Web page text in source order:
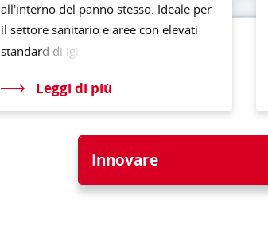
all'interno del panno stesso. Ideale per
il settore sanitario e aree con elevati
standard di igi
Leggi di più
Innovare